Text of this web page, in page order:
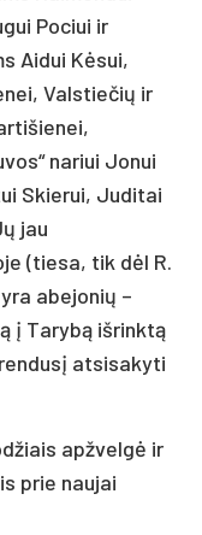
Pociui ir
Aidui Kėsui,
Valstiečių ir
nariui Jonui
Skierui, Juditai
jau
(tiesa, tik dėl R.
abejonių –
į Tarybą išrinktą
atsisakyti
apžvelgė ir
prie naujai